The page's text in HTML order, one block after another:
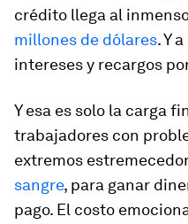
crédito llega al
millones de dólares. Y
intereses y recargos
Y esa es solo la carga
trabajadores con
extremos
sangre, para ganar
pago. El costo